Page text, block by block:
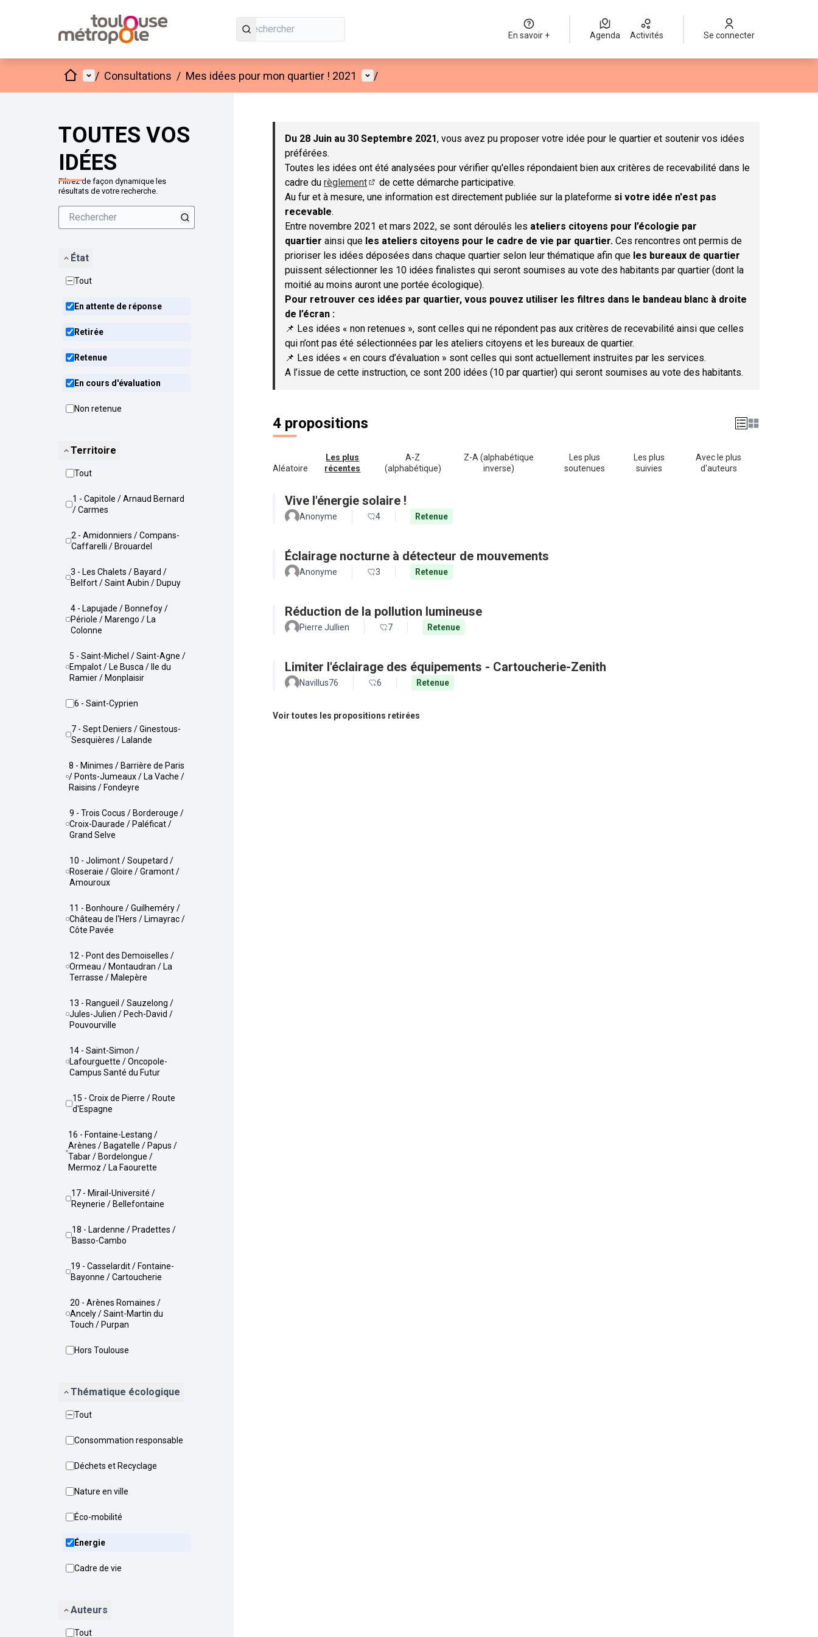
En savoir + Agenda Activités Se connecter
AccueilMenu principal
/ Consultations / Mes idées pour mon quartier ! 2021 Menu utilisateur
/
TOUTES VOS
IDÉES
Filtrez de façon dynamique les
résultats de votre recherche.
État
Tout
En attente de réponse
Retirée
Retenue
En cours d'évaluation
Non retenue
Territoire
Tout
1 - Capitole / Arnaud Bernard
/ Carmes
2 - Amidonniers / Compans-
Caffarelli / Brouardel
3 - Les Chalets / Bayard /
Belfort / Saint Aubin / Dupuy
4 - Lapujade / Bonnefoy /
Périole / Marengo / La
Colonne
5 - Saint-Michel / Saint-Agne /
Empalot / Le Busca / Ile du
Ramier / Monplaisir
6 - Saint-Cyprien
7 - Sept Deniers / Ginestous-
Sesquières / Lalande
8 - Minimes / Barrière de Paris
/ Ponts-Jumeaux / La Vache /
Raisins / Fondeyre
9 - Trois Cocus / Borderouge /
Croix-Daurade / Paléficat /
Grand Selve
10 - Jolimont / Soupetard /
Roseraie / Gloire / Gramont /
Amouroux
11 - Bonhoure / Guilheméry /
Château de l'Hers / Limayrac /
Côte Pavée
12 - Pont des Demoiselles /
Ormeau / Montaudran / La
Terrasse / Malepère
13 - Rangueil / Sauzelong /
Jules-Julien / Pech-David /
Pouvourville
14 - Saint-Simon /
Lafourguette / Oncopole-
Campus Santé du Futur
15 - Croix de Pierre / Route
d'Espagne
16 - Fontaine-Lestang /
Arènes / Bagatelle / Papus /
Tabar / Bordelongue /
Mermoz / La Faourette
17 - Mirail-Université /
Reynerie / Bellefontaine
18 - Lardenne / Pradettes /
Basso-Cambo
19 - Casselardit / Fontaine-
Bayonne / Cartoucherie
20 - Arènes Romaines /
Ancely / Saint-Martin du
Touch / Purpan
Hors Toulouse
Thématique écologique
Tout
Consommation responsable
Déchets et Recyclage
Nature en ville
Éco-mobilité
Énergie
Cadre de vie
Auteurs
Tout
Passer la carte
Du 28 Juin au 30 Septembre 2021, vous avez pu proposer votre idée pour le quartier et soutenir vos idées
préférées.
Toutes les idées ont été analysées pour vérifier qu'elles répondaient bien aux critères de recevabilité dans le
cadre du règlement
(S'ouvre dans un nouvel onglet)
de cette démarche participative.
Au fur et à mesure, une information est directement publiée sur la plateforme si votre idée n'est pas
recevable.
Entre novembre 2021 et mars 2022, se sont déroulés les ateliers citoyens pour l’écologie par
quartier ainsi que les ateliers citoyens pour le cadre de vie par quartier. Ces rencontres ont permis de
prioriser les idées déposées dans chaque quartier selon leur thématique afin que les bureaux de quartier
puissent sélectionner les 10 idées finalistes qui seront soumises au vote des habitants par quartier (dont la
moitié au moins auront une portée écologique).
Pour retrouver ces idées par quartier, vous pouvez utiliser les filtres dans le bandeau blanc à droite
de l’écran :
📌 Les idées « non retenues », sont celles qui ne répondent pas aux critères de recevabilité ainsi que celles
qui n’ont pas été sélectionnées par les ateliers citoyens et les bureaux de quartier.
📌 Les idées « en cours d’évaluation » sont celles qui sont actuellement instruites par les services.
A l’issue de cette instruction, ce sont 200 idées (10 par quartier) qui seront soumises au vote des habitants.
4 propositions
Aléatoire
Les plus
récentes
A-Z
(alphabétique)
Z-A (alphabétique
inverse)
Les plus
soutenues
Les plus
suivies
Avec le plus
d'auteurs
Vive l'énergie solaire !
Anonyme 4 Retenue
Éclairage nocturne à détecteur de mouvements
Anonyme 3 Retenue
Réduction de la pollution lumineuse
Pierre Jullien 7 Retenue
Limiter l'éclairage des équipements - Cartoucherie-Zenith
Navillus76 6 Retenue
Voir toutes les propositions retirées